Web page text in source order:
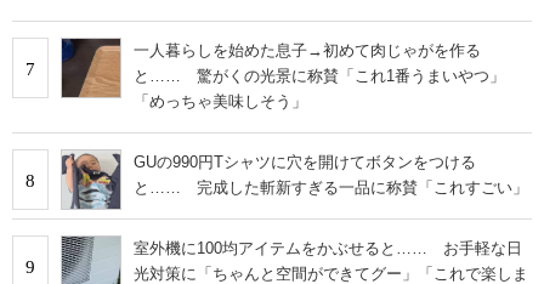
7
一人暮らしを始めた息子→初めて肉じゃがを作る
と…… 驚がくの光景に称賛「これ1番うまいやつ」
「めっちゃ美味しそう」
8
GUの990円Tシャツに穴を開けてボタンをつける
と…… 完成した斬新すぎる一品に称賛「これすごい」
9
室外機に100均アイテムをかぶせると…… お手軽な日
光対策に「ちゃんと空間ができてグー」「これで楽しま